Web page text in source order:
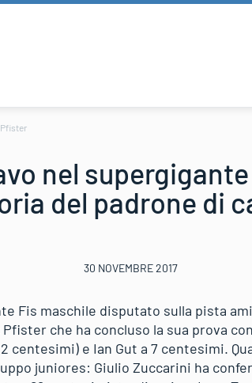
nel
del padrone di
30 NOVEMBRE 2017
Fis maschile disputato sulla pista
che ha concluso la sua prova
centesimi) e Ian Gut a 7 centesimi.
juniores: Giulio Zuccarini ha